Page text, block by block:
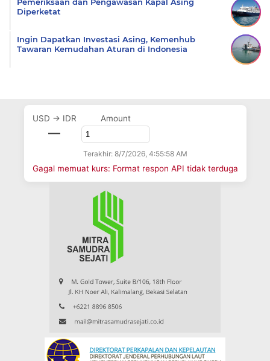
Diperketat
Ingin Dapatkan Investasi Asing, Kemenhub
Tawaran Kemudahan Aturan di Indonesia
USD → IDR
—
Amount
Terakhir: 8/7/2026, 4:55:58 AM
Gagal memuat kurs: Format respon API tidak terduga